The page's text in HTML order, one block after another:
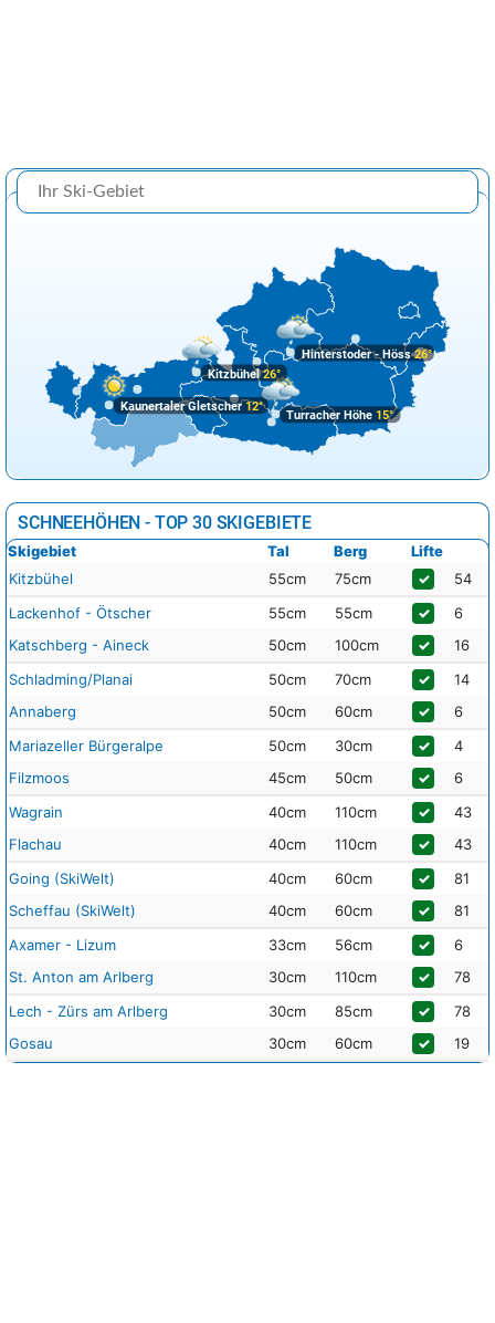
Hinterstoder - Höss26°
Kitzbühel26°
Kaunertaler Gletscher12°
Turracher Höhe 15°
SCHNEEHÖHEN - TOP 30 SKIGEBIETE
Skigebiet Tal Berg
Lifte
Kitzbühel
55cm 75cm ✓
54
Lackenhof - Ötscher
55cm 55cm ✓
6
Katschberg - Aineck
50cm 100cm ✓
16
Schladming/Planai
50cm 70cm ✓
14
Annaberg
50cm 60cm ✓
6
Mariazeller Bürgeralpe
50cm 30cm ✓
4
Filzmoos
45cm 50cm ✓
6
Wagrain
40cm 110cm ✓
43
Flachau
40cm 110cm ✓
43
Going (SkiWelt)
40cm 60cm ✓
81
Scheffau (SkiWelt)
40cm 60cm ✓
81
Axamer - Lizum
33cm 56cm ✓
6
St. Anton am Arlberg
30cm 110cm ✓
78
Lech - Zürs am Arlberg
30cm 85cm ✓
78
Gosau
30cm 60cm ✓ 19